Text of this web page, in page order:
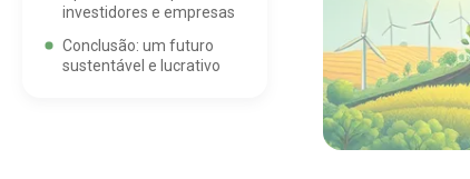
investidores e empresas
Conclusão: um futuro
sustentável e lucrativo